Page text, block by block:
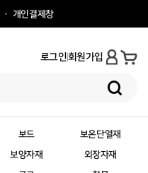
개인결제창
로그인회원가입
보드 보온단열재
보양자재 외장자재